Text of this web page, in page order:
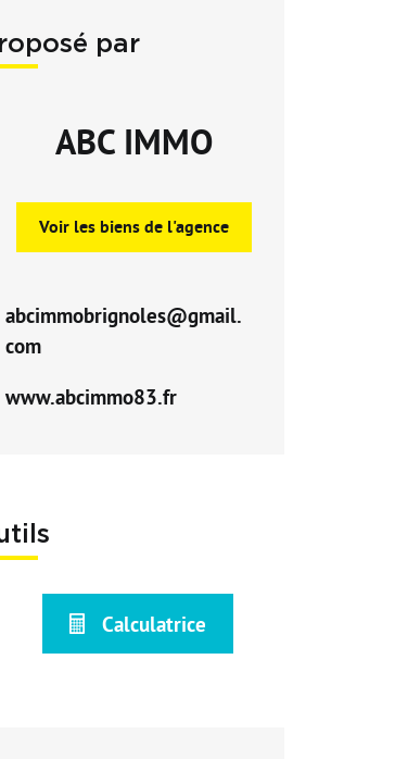
par
ABC IMMO
Voir les biens de l'agence
abcimmobrignoles@gmail.
com
www.abcimmo83.fr
Calculatrice